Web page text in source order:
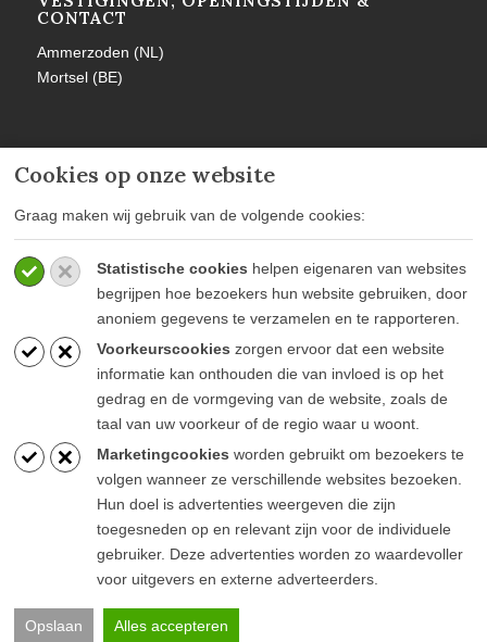
Cookies op onze website
Graag maken wij gebruik van de volgende cookies:
Statistische cookies helpen eigenaren van websites
begrijpen hoe bezoekers hun website gebruiken, door
anoniem gegevens te verzamelen en te rapporteren.
Voorkeurscookies zorgen ervoor dat een website
informatie kan onthouden die van invloed is op het
gedrag en de vormgeving van de website, zoals de
taal van uw voorkeur of de regio waar u woont.
Marketingcookies worden gebruikt om bezoekers te
volgen wanneer ze verschillende websites bezoeken.
Hun doel is advertenties weergeven die zijn
toegesneden op en relevant zijn voor de individuele
gebruiker. Deze advertenties worden zo waardevoller
voor uitgevers en externe adverteerders.
Opslaan Alles accepteren
CONTACT
Ammerzoden (NL)
Mortsel (BE)
MEER INFORMATIE
Privacy policy
Algemene voorwaarden
Veelgestelde vragen
BLIJF OP DE HOOGTE
© Goesten & Goesten |Pink Raven
Algemene voorwaarden
Privacy verklaring